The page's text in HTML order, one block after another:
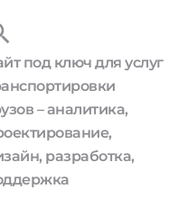
под ключ для услуг
– аналитика,
разработка,